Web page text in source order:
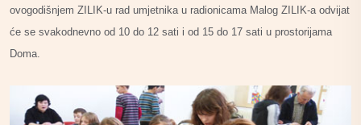
ovogodišnjem ZILIK-u rad umjetnika u radionicama Malog ZILIK-a odvijat
će se svakodnevno od 10 do 12 sati i od 15 do 17 sati u prostorijama
Doma.